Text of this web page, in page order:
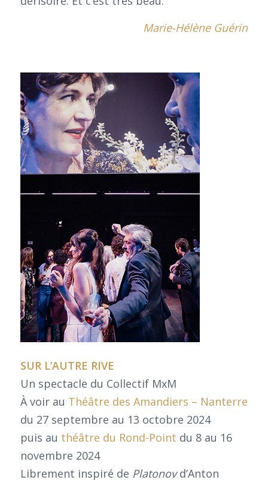
Marie-Hélène Guérin
SUR L’AUTRE RIVE
Un spectacle du Collectif MxM
À voir au Théâtre des Amandiers – Nanterre
du 27 septembre au 13 octobre 2024
puis au théâtre du Rond-Point du 8 au 16
novembre 2024
Librement inspiré de Platonovd’Anton